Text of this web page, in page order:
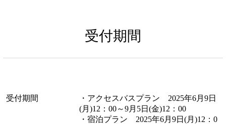
受付期間
受付期間
・アクセスバスプラン 2025年6月9日
(月)12：00～9月5日(金)12：00
・宿泊プラン 2025年6月9日(月)12：0